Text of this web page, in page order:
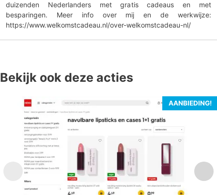
duizenden Nederlanders met gratis cadeaus en met
besparingen. Meer info over mij en de werkwijze:
https://www.welkomstcadeau.nl/over-welkomstcadeau-nl/
Bekijk ook deze acties
AANBIEDING!